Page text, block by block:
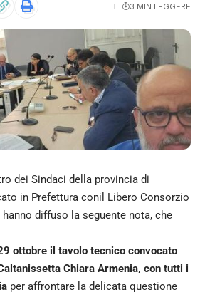
3 MIN LEGGERE
dei Sindaci della provincia di
in Prefettura conil Libero Consorzio
diffuso la seguente nota, che
ottobre il tavolo tecnico convocato
Chiara Armenia, con tutti i
per affrontare la delicata questione